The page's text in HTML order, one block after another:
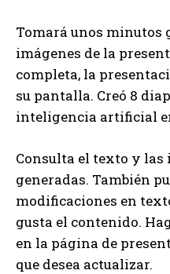
Tomará unos minutos
imágenes de la
completa, la
su pantalla. Creó 8
inteligencia artificial
Consulta el texto y las
generadas. También
modificaciones en
gusta el contenido.
en la página de
que desea actualizar.